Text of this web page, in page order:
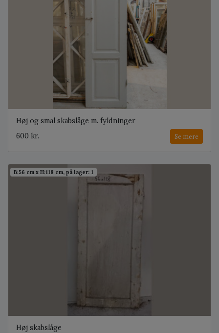
Høj og smal skabslåge m. fyldninger
600 kr.
Se mere
B:56 cm x H:118 cm, på lager: 1
Høj skabslåge